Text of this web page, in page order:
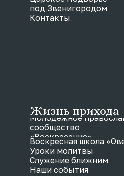
под Звенигородом
Контакты
Жизнь прихода
Молодежное
сообщество
«Воскресение»
Воскресная школа
Уроки молитвы
Служение ближним
Наши события